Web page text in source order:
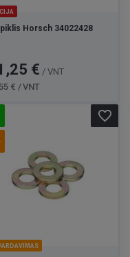
Horsch 34022428
€ / VNT
€ / VNT
favorite_border